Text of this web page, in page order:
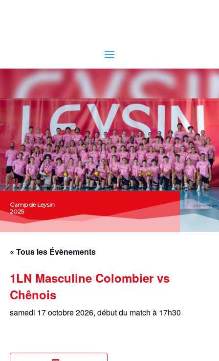
Camp de Leysin
2025
« Tous les Évènements
1LN Masculine Colombier vs
Chênois
samedi 17 octobre 2026, début du match à 17h30